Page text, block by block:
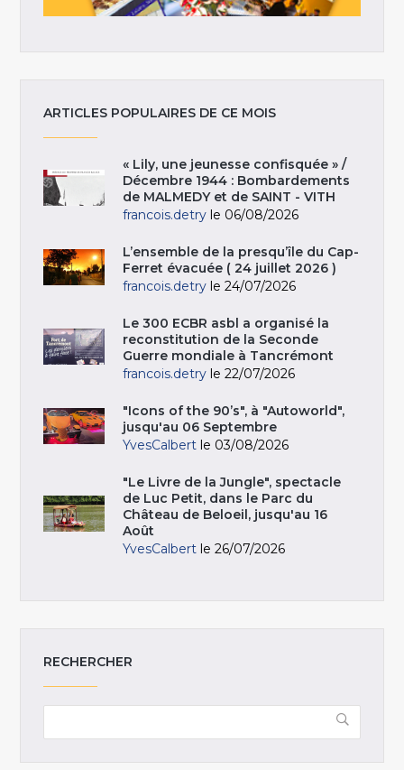
ARTICLES POPULAIRES DE CE MOIS
« Lily, une jeunesse confisquée » /
Décembre 1944 : Bombardements
de MALMEDY et de SAINT - VITH
francois.detry le 06/08/2026
L’ensemble de la presqu’île du Cap-
Ferret évacuée ( 24 juillet 2026 )
francois.detry le 24/07/2026
Le 300 ECBR asbl a organisé la
reconstitution de la Seconde
Guerre mondiale à Tancrémont
francois.detry le 22/07/2026
"Icons of the 90’s", à "Autoworld",
jusqu'au 06 Septembre
YvesCalbert le 03/08/2026
"Le Livre de la Jungle", spectacle
de Luc Petit, dans le Parc du
Château de Beloeil, jusqu'au 16
Août
YvesCalbert le 26/07/2026
RECHERCHER